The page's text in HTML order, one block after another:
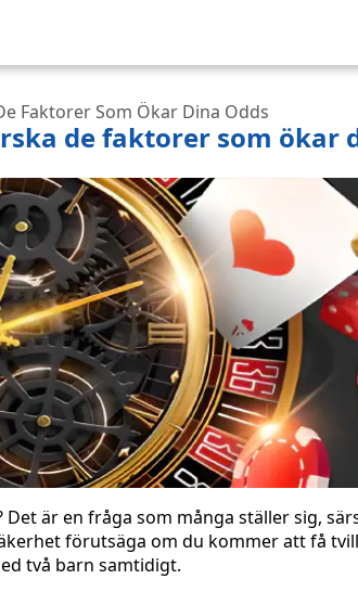
Faktorer Som Ökar Dina Odds
de faktorer som ökar
är en fråga som många ställer sig,
förutsäga om du kommer att få
två barn samtidigt.